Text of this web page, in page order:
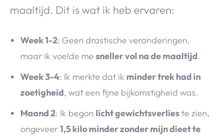
maaltijd. Dit is wat ik heb ervaren:
Week 1-2: Geen drastische veranderingen,
maar ik voelde me sneller vol na de maaltijd.
Week 3-4: Ik merkte dat ik minder trek had in
zoetigheid, wat een fijne bijkomstigheid was.
Maand 2: Ik begon licht gewichtsverlieste zien,
ongeveer1,5 kilo minder zonder mijn dieet te